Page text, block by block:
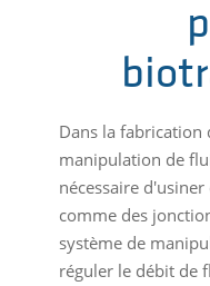
Dans la fabrication
manipulation de
nécessaire
comme des
système de
réguler le débit de